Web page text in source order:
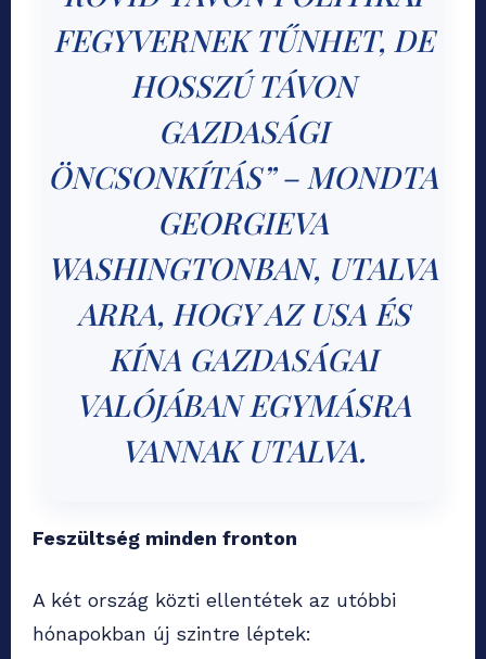
FEGYVERNEK TŰNHET, DE
HOSSZÚ TÁVON
GAZDASÁGI
ÖNCSONKÍTÁS” – MONDTA
GEORGIEVA
WASHINGTONBAN, UTALVA
ARRA, HOGY AZ USA ÉS
KÍNA GAZDASÁGAI
VALÓJÁBAN EGYMÁSRA
VANNAK UTALVA.
Feszültség minden fronton
A két ország közti ellentétek az utóbbi
hónapokban új szintre léptek: